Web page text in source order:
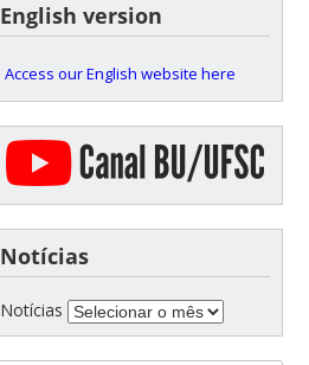
English version
Access our English website here
Notícias
Notícias